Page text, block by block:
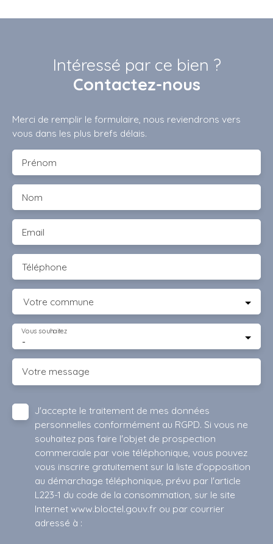
Intéressé par ce bien ?
Contactez-nous
Merci de remplir le formulaire, nous reviendrons vers
vous dans les plus brefs délais.
Prénom
Nom
Email
Téléphone
Votre commune
-
Vous souhaitez
Votre message
J'accepte le traitement de mes données
personnelles conformément au RGPD. Si vous ne
souhaitez pas faire l'objet de prospection
commerciale par voie téléphonique, vous pouvez
vous inscrire gratuitement sur la liste d'opposition
au démarchage téléphonique, prévu par l'article
L223-1 du code de la consommation, sur le site
Internet www.bloctel.gouv.fr ou par courrier
adressé à :